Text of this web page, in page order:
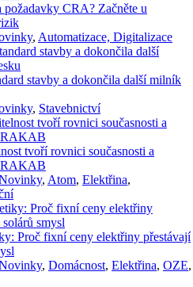
CRA? Začněte u
, Automatizace, Digitalizace
stavby a dokončila další milník
, Stavebnictví
tvoří rovnici současnosti a
, Atom, Elektřina,
Proč fixní ceny elektřiny přestávají
, Domácnost, Elektřina, OZE,